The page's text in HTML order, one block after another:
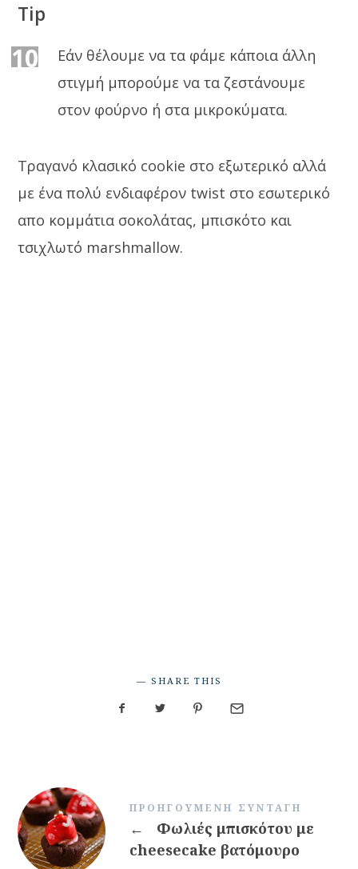
Tip
10
Εάν θέλουμε να τα φάμε κάποια άλλη
στιγμή μπορούμε να τα ζεστάνουμε
στον φούρνο ή στα μικροκύματα.
Τραγανό κλασικό cookie στο εξωτερικό αλλά
με ένα πολύ ενδιαφέρον twist στο εσωτερικό
απο κομμάτια σοκολάτας, μπισκότο και
τσιχλωτό marshmallow.
SHARE THIS
ΠΡΟΗΓΟΎΜΕΝΗ ΣΥΝΤΑΓΉ
←
Φωλιές μπισκότου με
cheesecake βατόμουρο